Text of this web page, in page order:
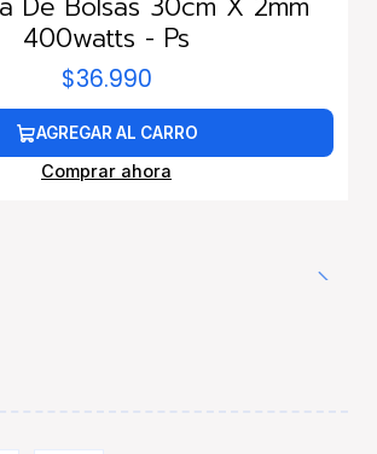
400watts - Ps
$36.990
AGREGAR AL CARRO
Comprar ahora